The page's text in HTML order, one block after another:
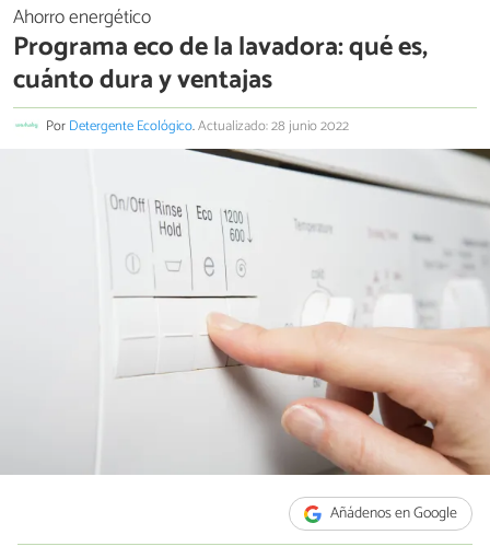
Ahorro energético
Programa eco de la lavadora: qué es,
cuánto dura y ventajas
PorDetergente Ecológico.Actualizado: 28 junio 2022
Añádenos en Google